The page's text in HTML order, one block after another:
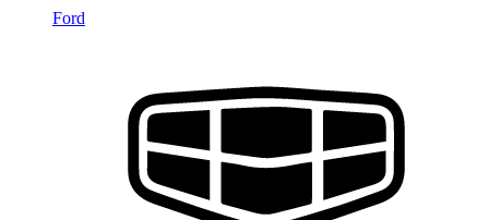
Ford